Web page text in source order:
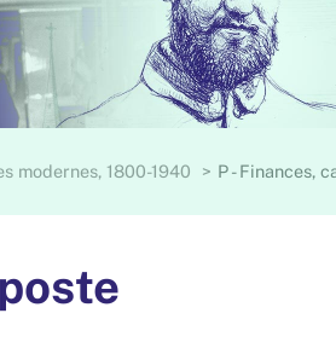
modernes, 1800-1940 P - Finances,